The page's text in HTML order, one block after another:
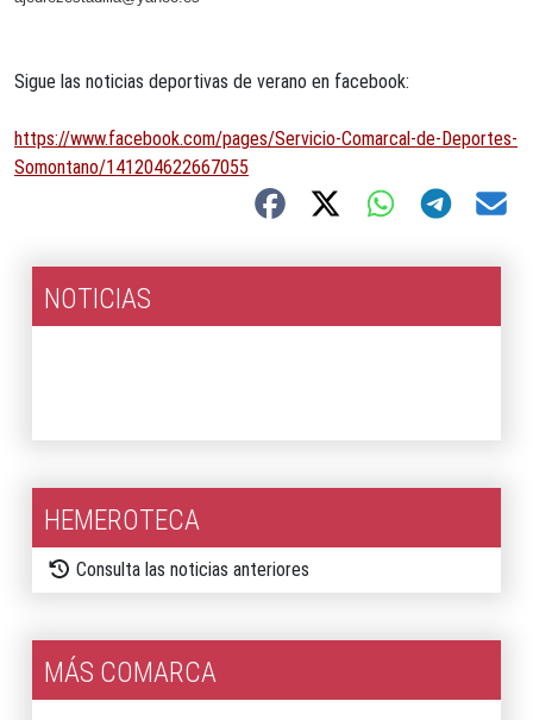
Sigue las noticias deportivas de verano en facebook:
https://www.facebook.com/pages/Servicio-Comarcal-de-Deportes-
Somontano/141204622667055
NOTICIAS
HEMEROTECA
Consulta las noticias anteriores
MÁS COMARCA